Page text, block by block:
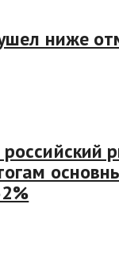
ниже